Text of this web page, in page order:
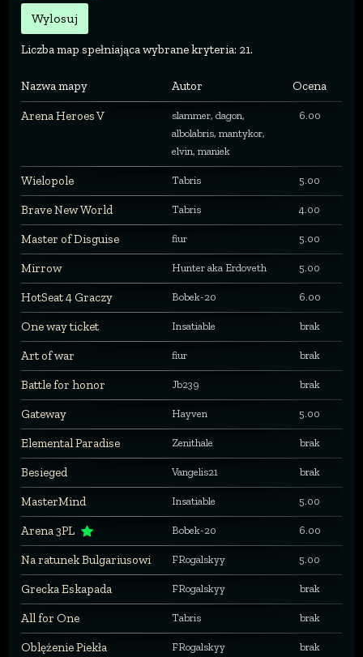
Wylosuj
Liczba map spełniająca wybrane kryteria: 21.
Nazwa mapy Autor Ocena
Arena Heroes V
slammer, dagon,
albolabris, mantykor,
elvin, maniek
6.00
Wielopole Tabris 5.00
Brave New World Tabris 4.00
Master of Disguise fiur 5.00
Mirrow Hunter aka Erdoveth 5.00
HotSeat 4 Graczy Bobek-20 6.00
One way ticket Insatiable brak
Art of war fiur brak
Battle for honor Jb239 brak
Gateway Hayven 5.00
Elemental Paradise Zenithale brak
Besieged Vangelis21 brak
MasterMind Insatiable 5.00
Arena 3PL Bobek-20 6.00
Na ratunek Bulgariusowi FRogalskyy 5.00
Grecka Eskapada FRogalskyy brak
All for One Tabris brak
Oblężenie Piekła FRogalskyy brak